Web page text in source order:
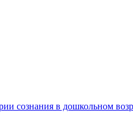
сознания в дошкольном